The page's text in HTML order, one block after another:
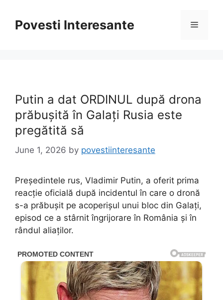
contentPovesti Interesante Menu
Putin a dat ORDINUL după drona
prăbușită în Galați Rusia este
pregătită să
June 1, 2026 by povestiinteresante
Președintele rus, Vladimir Putin, a oferit prima
reacție oficială după incidentul în care o dronă
s-a prăbușit pe acoperișul unui bloc din Galați,
episod ce a stârnit îngrijorare în România și în
rândul aliaților.